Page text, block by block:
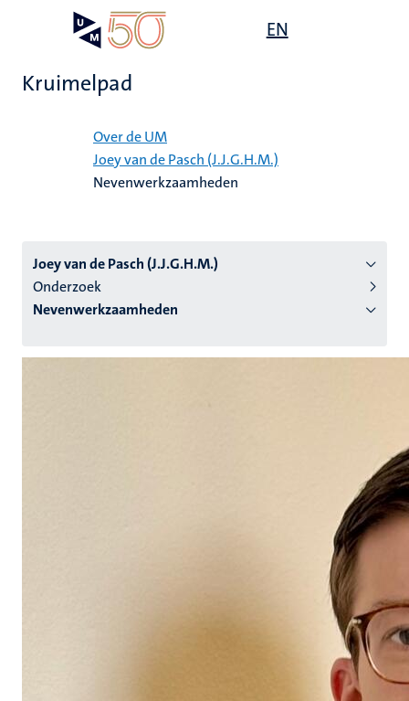
EN
Kruimelpad
Over de UM
Joey van de Pasch (J.J.G.H.M.)
Nevenwerkzaamheden
Joey van de Pasch (J.J.G.H.M.)
Onderzoek
Nevenwerkzaamheden